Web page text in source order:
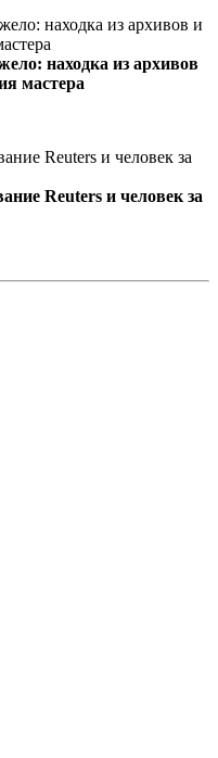
находка из архивов
мастера
Reuters и человек за